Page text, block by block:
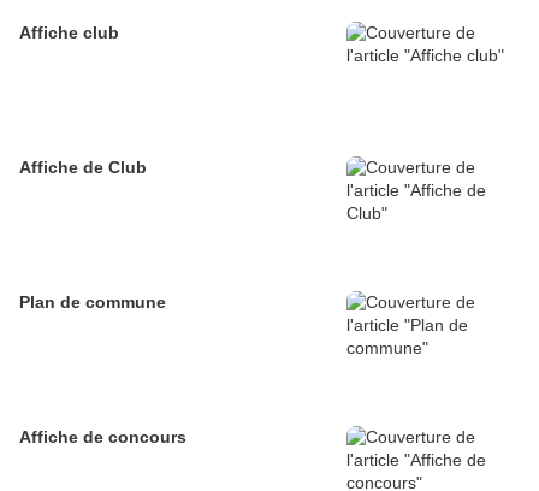
Affiche club
Affiche de Club
Plan de commune
Affiche de concours